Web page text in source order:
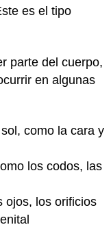
es el tipo
parte del cuerpo,
en algunas
como la cara y
los codos, las
ojos, los orificios